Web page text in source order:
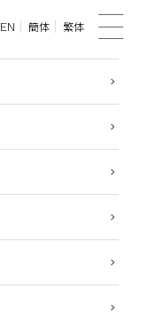
EN 簡体 繁体